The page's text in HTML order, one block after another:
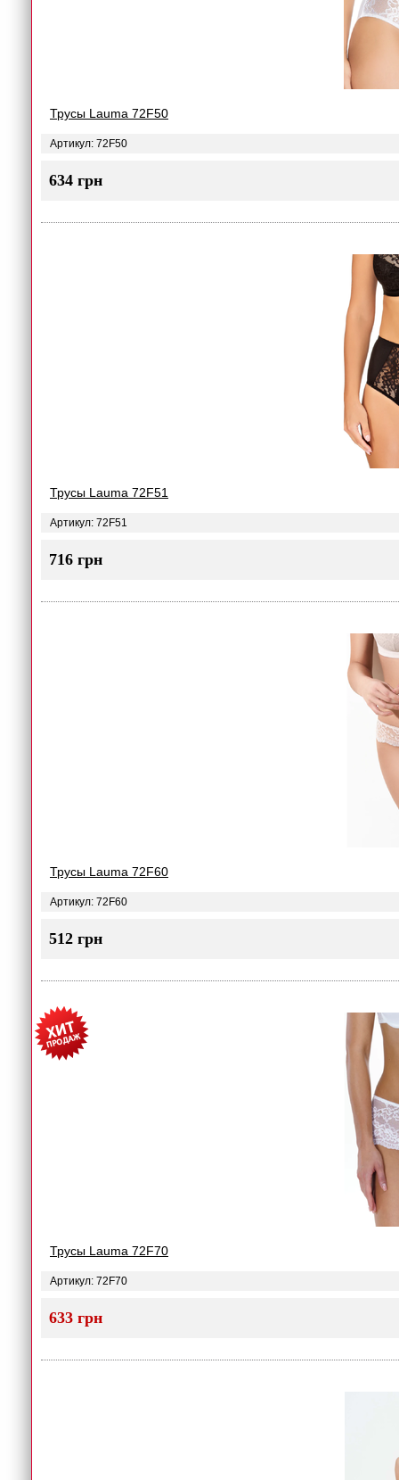
Трусы Lauma 72F50
Артикул: 72F50
634 грн
Трусы Lauma 72F51
Артикул: 72F51
716 грн
Трусы Lauma 72F60
Артикул: 72F60
512 грн
Трусы Lauma 72F70
Артикул: 72F70
633 грн